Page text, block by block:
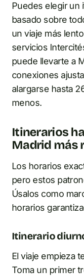
Puedes elegir un
basado sobre
un viaje más
servicios
puede llevarte a
conexiones
alargarse hasta
menos.
Itinerarios
Madrid más
Los horarios
pero estos
Úsalos como
horarios
Itinerario
El viaje empieza
Toma un primer